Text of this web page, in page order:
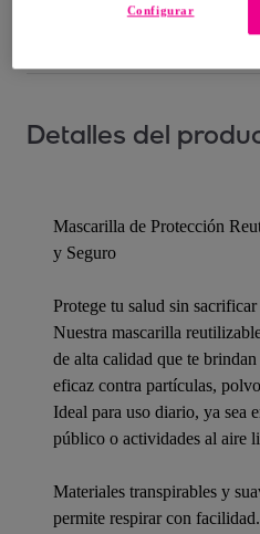
Detalles del
Mascarilla de Protección
y Seguro
Protege tu salud sin
Nuestra mascarilla
de alta calidad que te
eficaz contra partículas,
Ideal para uso diario, ya sea
público o actividades al aire
Materiales transpirables y
permite respirar con facilidad.
Configurar